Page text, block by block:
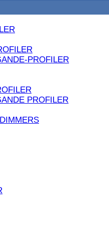
PROFILER
PROFILER